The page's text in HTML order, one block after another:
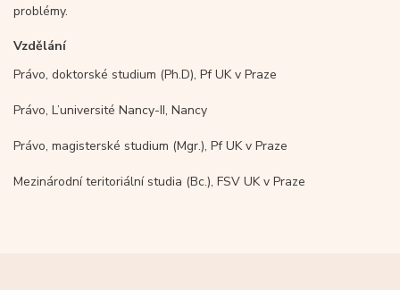
problémy.
Vzdělání
Právo, doktorské studium (Ph.D), Pf UK v Praze
Právo, L’université Nancy-II, Nancy
Právo, magisterské studium (Mgr.), Pf UK v Praze
Mezinárodní teritoriální studia (Bc.), FSV UK v Praze